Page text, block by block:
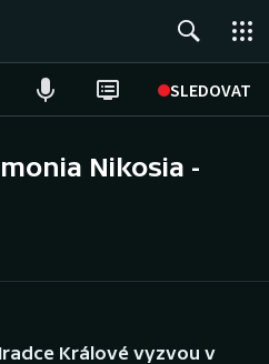
SLEDOVAT
Nikosia -
Králové vyzvou v